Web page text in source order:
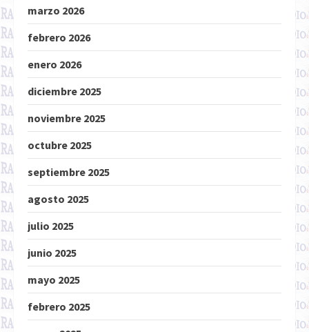
marzo 2026
febrero 2026
enero 2026
diciembre 2025
noviembre 2025
octubre 2025
septiembre 2025
agosto 2025
julio 2025
junio 2025
mayo 2025
febrero 2025